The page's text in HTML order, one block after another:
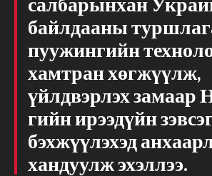
байлдааны
пуужингийн
хамтран хөгжүүлж,
үйлдвэрлэх
гийн ирээдүйн
бэхжүүлэхэд
хандуулж эхэллээ.